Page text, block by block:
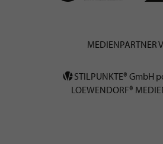
MEDIENPARTNER
STILPUNKTE® GmbH
LOEWENDORF®